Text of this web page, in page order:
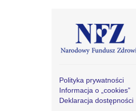
Polityka prywatności
Informacja o „cookies”
Deklaracja dostępności